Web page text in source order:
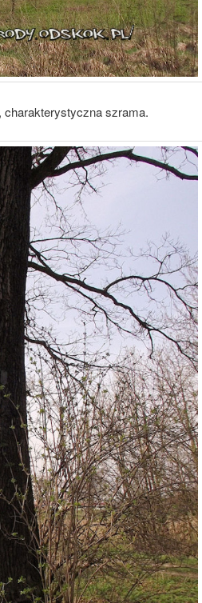
charakterystyczna szrama.